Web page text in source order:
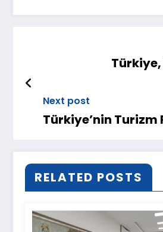
Next post
Türkiye’nin Turizm
RELATED POSTS